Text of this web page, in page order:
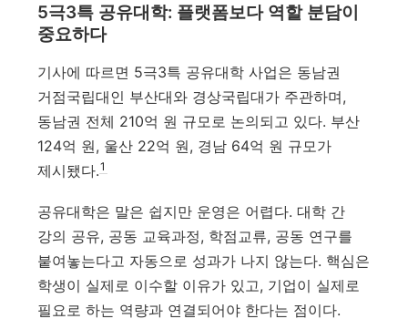
5극3특 공유대학: 플랫폼보다 역할 분담이
중요하다
기사에 따르면 5극3특 공유대학 사업은 동남권
거점국립대인 부산대와 경상국립대가 주관하며,
동남권 전체 210억 원 규모로 논의되고 있다. 부산
124억 원, 울산 22억 원, 경남 64억 원 규모가
제시됐다.1
공유대학은 말은 쉽지만 운영은 어렵다. 대학 간
강의 공유, 공동 교육과정, 학점교류, 공동 연구를
붙여놓는다고 자동으로 성과가 나지 않는다. 핵심은
학생이 실제로 이수할 이유가 있고, 기업이 실제로
필요로 하는 역량과 연결되어야 한다는 점이다.